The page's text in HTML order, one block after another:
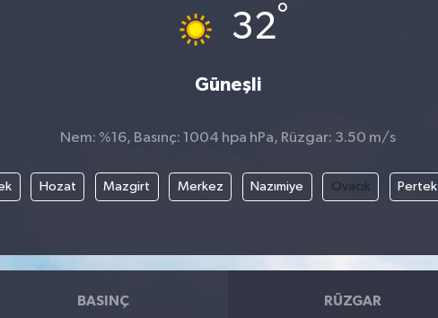
32°
Güneşli
Nem: %16, Basınç: 1004 hpa hPa, Rüzgar: 3.50 m/s
Hozat Mazgirt Merkez Nazımiye Ovacık Pertek
BASINÇ RÜZGAR